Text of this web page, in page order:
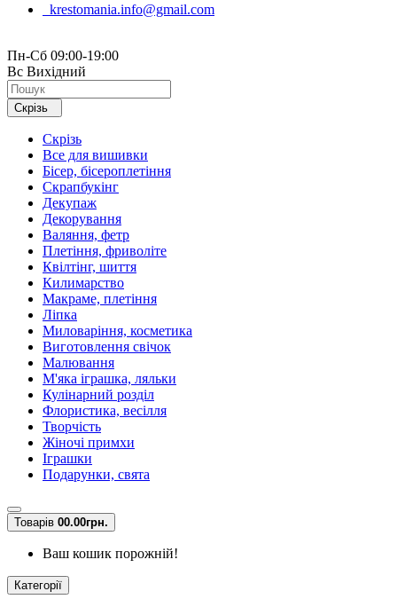
krestomania.info@gmail.com
Пн-Сб 09:00-19:00
Вс Вихідний
Скрізь
Скрізь
Все для вишивки
Бісер, бісероплетіння
Скрапбукінг
Декупаж
Декорування
Валяння, фетр
Плетіння, фриволіте
Квілтінг, шиття
Килимарство
Макраме, плетіння
Ліпка
Миловаріння, косметика
Виготовлення свічок
Малювання
М'яка іграшка, ляльки
Кулінарний розділ
Флористика, весілля
Творчість
Жіночі примхи
Іграшки
Подарунки, свята
Товарів 00.00грн.
Ваш кошик порожній!
Категорії